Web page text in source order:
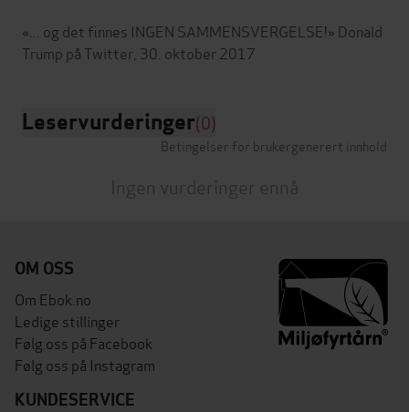
«... og det finnes INGEN SAMMENSVERGELSE!» Donald
Leservurderinger(0)
Betingelser for brukergenerert innhold
Ingen vurderinger ennå
OM OSS
Om Ebok.no
Ledige stillinger
Følg oss på Facebook
Følg oss på Instagram
KUNDESERVICE